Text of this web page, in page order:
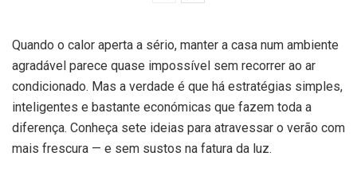
Quando o calor aperta a sério, manter a casa num ambiente
agradável parece quase impossível sem recorrer ao ar
condicionado. Mas a verdade é que há estratégias simples,
inteligentes e bastante económicas que fazem toda a
diferença. Conheça sete ideias para atravessar o verão com
mais frescura — e sem sustos na fatura da luz.